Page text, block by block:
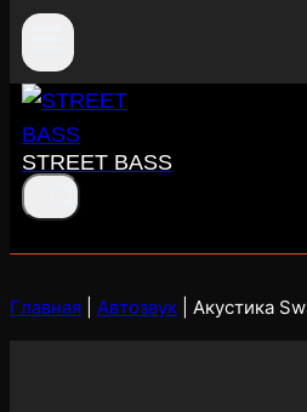
STREET BASS
Главная Автозвук Акустика